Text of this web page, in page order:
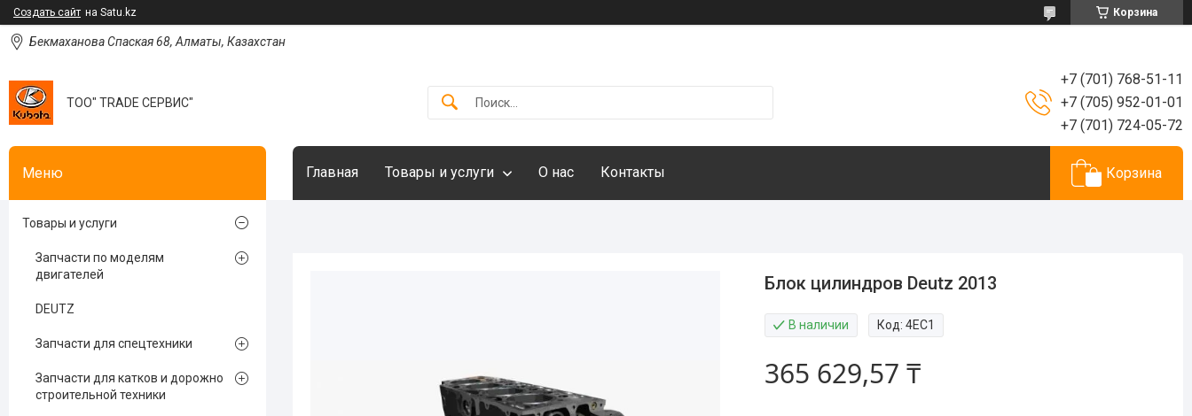
Создать сайт на Satu.kz Корзина
Бекмаханова Спаская 68, Алматы, Казахстан
ТОО" TRADE СЕРВИС"
+7 (701) 768-51-11
+7 (705) 952-01-01
+7 (701) 724-05-72
Главная Товары и услуги О нас Контакты Корзина
Блок цилиндров Deutz 2013
В наличии Код:4EC1
365 629,57 ₸
Товары и услуги
Запчасти по моделям
двигателей
DEUTZ
Запчасти для спецтехники
Запчасти для катков и дорожно
строительной техники